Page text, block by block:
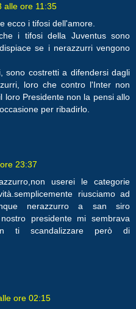
alle ore 11:35
ecco i tifosi dell'amore.
i tifosi della Juventus sono
se i nerazzurri vengono
sono costretti a difendersi dagli
loro che contro l'Inter non
loro Presidente non la pensi allo
per ribadirlo.
23:37
userei le categorie
riusciamo ad
nerazzurro a san siro
presidente mi sembrava
ti scandalizzare però di
ore 02:15